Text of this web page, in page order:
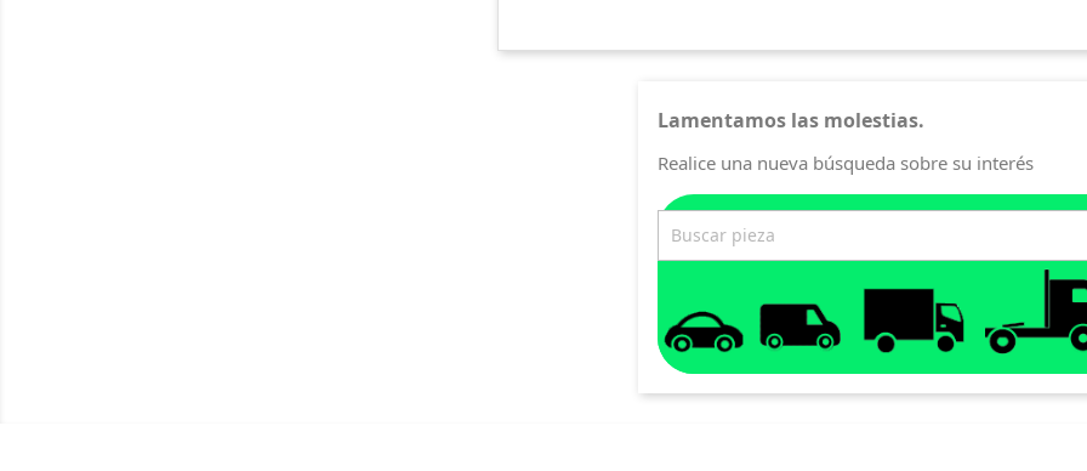
Lamentamos las molestias.
Realice una nueva búsqueda sobre su interés